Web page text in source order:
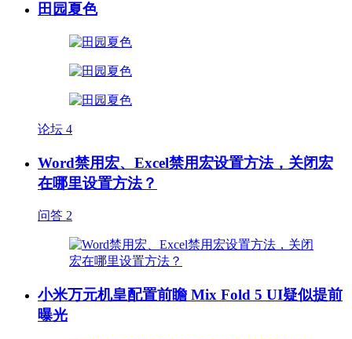
田园夏色
论坛 4
Word禁用宏、Excel禁用宏设置方法，关闭宏
在哪里设置方法？
问答 2
小米万元机皇配置前瞻 Mix Fold 5 UI疑似提前
曝光